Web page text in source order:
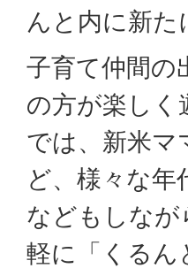
んと内に新た
子育て仲間の
の方が楽しく
では、新米マ
ど、様々な年
などもしなが
軽に「くるん